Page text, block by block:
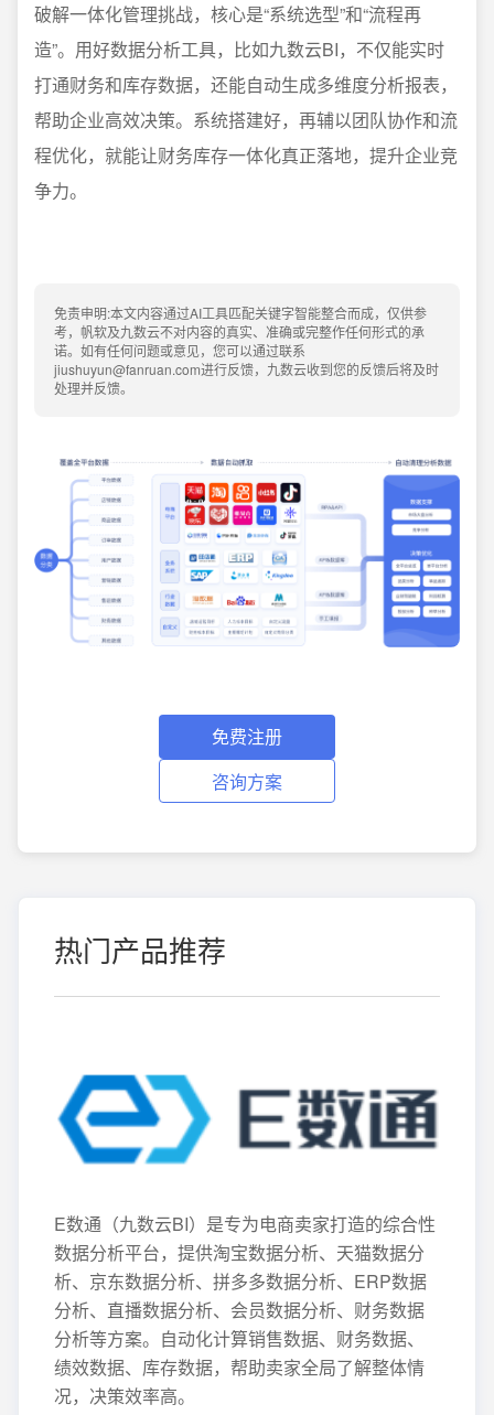
破解一体化管理挑战，核心是“系统选型”和“流程再
造”。用好数据分析工具，比如九数云BI，不仅能实时
打通财务和库存数据，还能自动生成多维度分析报表，
帮助企业高效决策。系统搭建好，再辅以团队协作和流
程优化，就能让财务库存一体化真正落地，提升企业竞
争力。
免责申明:本文内容通过AI工具匹配关键字智能整合而成，仅供参
考，帆软及九数云不对内容的真实、准确或完整作任何形式的承
诺。如有任何问题或意见，您可以通过联系
jiushuyun@fanruan.com进行反馈，九数云收到您的反馈后将及时
处理并反馈。
免费注册
咨询方案
热门产品推荐
E数通（九数云BI）是专为电商卖家打造的综合性
数据分析平台，提供淘宝数据分析、天猫数据分
析、京东数据分析、拼多多数据分析、ERP数据
分析、直播数据分析、会员数据分析、财务数据
分析等方案。自动化计算销售数据、财务数据、
绩效数据、库存数据，帮助卖家全局了解整体情
况，决策效率高。